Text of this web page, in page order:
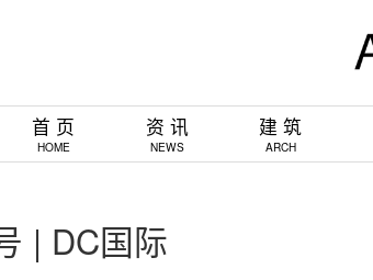
首 页
HOME
资 讯
NEWS
建 筑
ARCH
| DC国际